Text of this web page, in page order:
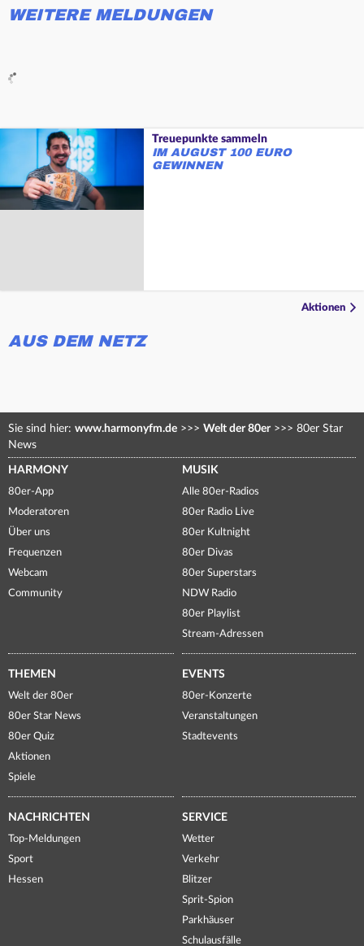
WEITERE MELDUNGEN
Treuepunkte sammeln
IM AUGUST 100 EURO
GEWINNEN
Aktionen
AUS DEM NETZ
Sie sind hier: www.harmonyfm.de >>> Welt der 80er >>> 80er Star
News
HARMONY
80er-App
Moderatoren
Über uns
Frequenzen
Webcam
Community
MUSIK
Alle 80er-Radios
80er Radio Live
80er Kultnight
80er Divas
80er Superstars
NDW Radio
80er Playlist
Stream-Adressen
THEMEN
Welt der 80er
80er Star News
80er Quiz
Aktionen
Spiele
EVENTS
80er-Konzerte
Veranstaltungen
Stadtevents
NACHRICHTEN
Top-Meldungen
Sport
Hessen
SERVICE
Wetter
Verkehr
Blitzer
Sprit-Spion
Parkhäuser
Schulausfälle